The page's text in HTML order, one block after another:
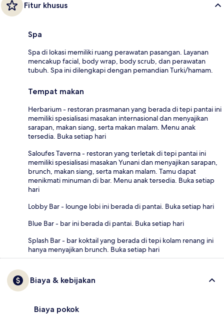
Fitur khusus
Spa
Spa di lokasi memiliki ruang perawatan pasangan. Layanan
mencakup facial, body wrap, body scrub, dan perawatan
tubuh. Spa ini dilengkapi dengan pemandian Turki/hamam.
Tempat makan
Herbarium - restoran prasmanan yang berada di tepi pantai ini
memiliki spesialisasi masakan internasional dan menyajikan
sarapan, makan siang, serta makan malam. Menu anak
tersedia. Buka setiap hari
Saloufes Taverna - restoran yang terletak di tepi pantai ini
memiliki spesialisasi masakan Yunani dan menyajikan sarapan,
brunch, makan siang, serta makan malam. Tamu dapat
menikmati minuman di bar. Menu anak tersedia. Buka setiap
hari
Lobby Bar - lounge lobi ini berada di pantai. Buka setiap hari
Blue Bar - bar ini berada di pantai. Buka setiap hari
Splash Bar - bar koktail yang berada di tepi kolam renang ini
hanya menyajikan brunch. Buka setiap hari
Biaya & kebijakan
Biaya pokok